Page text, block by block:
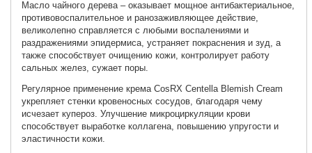
Масло чайного дерева – оказывает мощное антибактериальное,
противовоспалительное и ранозаживляющее действие,
великолепно справляется с любыми воспалениями и
раздражениями эпидермиса, устраняет покраснения и зуд, а
также способствует очищению кожи, контролирует работу
сальных желез, сужает поры.
Регулярное применение крема CosRX Centella Blemish Cream
укрепляет стенки кровеносных сосудов, благодаря чему
исчезает купероз. Улучшение микроциркуляции крови
способствует выработке коллагена, повышению упругости и
эластичности кожи.